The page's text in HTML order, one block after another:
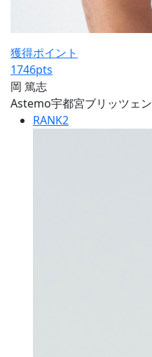
獲得ポイント
1746pts
岡 篤志
Astemo宇都宮ブリッツェン
RANK2